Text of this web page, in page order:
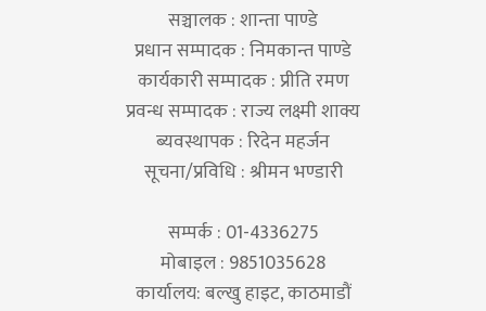
सञ्चालक : शान्ता पाण्डे
प्रधान सम्पादक : निमकान्त पाण्डे
कार्यकारी सम्पादक : प्रीति रमण
प्रवन्ध सम्पादक : राज्य लक्ष्मी शाक्य
ब्यवस्थापक : रिदेन महर्जन
सूचना/प्रविधि : श्रीमन भण्डारी
सम्पर्क : 01-4336275
मोबाइल : 9851035628
कार्यालय: बल्खु हाइट, काठमाडौं